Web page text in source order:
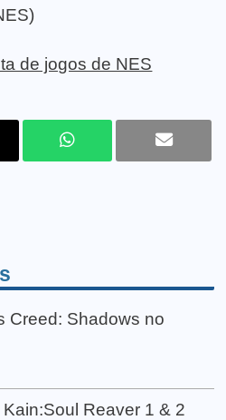
de jogos de NES
Creed: Shadows no
Reaver 1 & 2